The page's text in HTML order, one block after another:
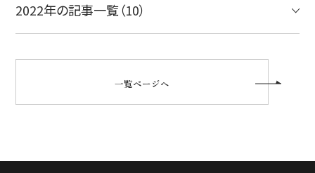
2022年の記事一覧（10）
一覧ページへ